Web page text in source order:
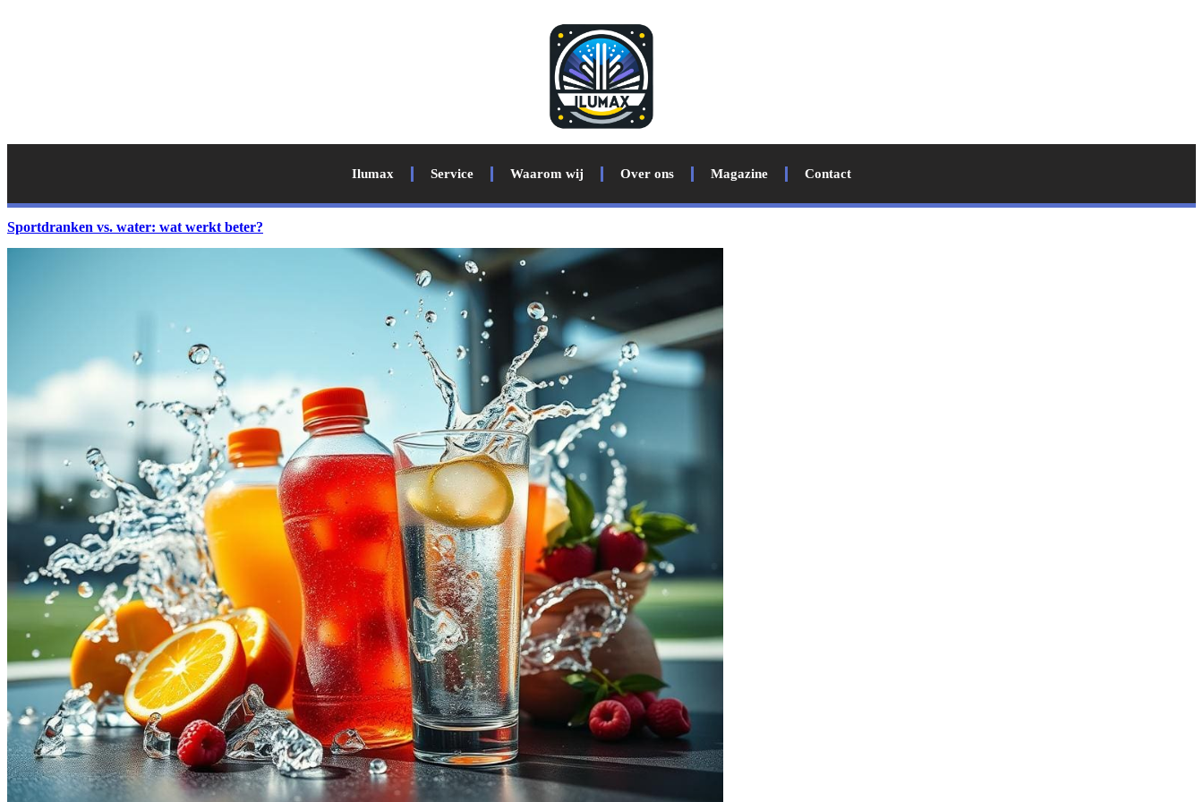
Ilumax Service Waarom wij Over ons Magazine Contact
Sportdranken vs. water: wat werkt beter?